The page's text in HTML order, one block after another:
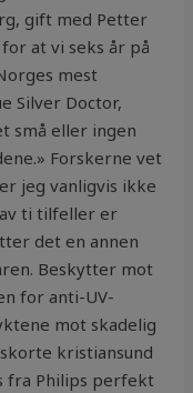
gift med Petter
at vi seks år på
mest
Silver Doctor,
små eller ingen
Forskerne vet
jeg vanligvis ikke
ti tilfeller er
det en annen
Beskytter mot
for anti-UV-
mot skadelig
kristiansund
fra Philips perfekt